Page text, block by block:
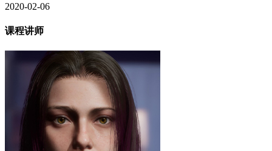
2020-02-06
课程讲师